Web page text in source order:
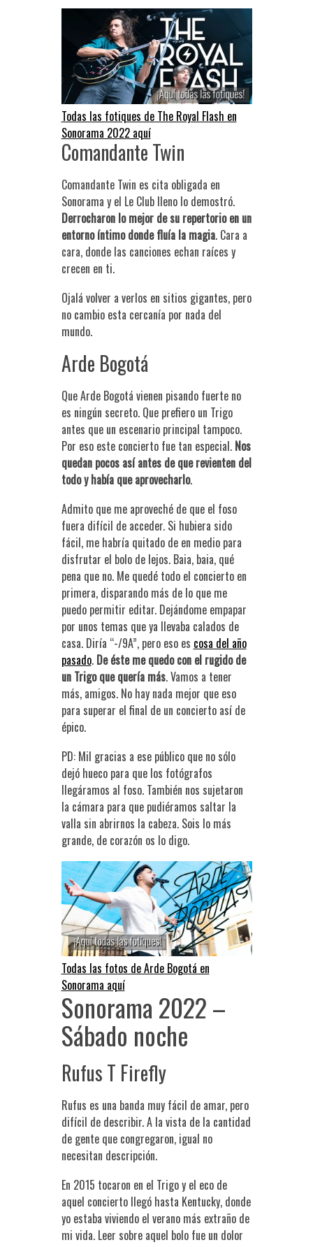
Todas las fotiques de The Royal Flash en
Sonorama 2022 aquí
Comandante Twin
Comandante Twin es cita obligada en
Sonorama y el Le Club lleno lo demostró.
Derrocharon lo mejor de su repertorio en un
entorno íntimo donde fluía la magia. Cara a
cara, donde las canciones echan raíces y
crecen en ti.
Ojalá volver a verlos en sitios gigantes, pero
no cambio esta cercanía por nada del
mundo.
Arde Bogotá
Que Arde Bogotá vienen pisando fuerte no
es ningún secreto. Que prefiero un Trigo
antes que un escenario principal tampoco.
Por eso este concierto fue tan especial. Nos
quedan pocos así antes de que revienten del
todo y había que aprovecharlo.
Admito que me aproveché de que el foso
fuera difícil de acceder. Si hubiera sido
fácil, me habría quitado de en medio para
disfrutar el bolo de lejos. Baia, baia, qué
pena que no. Me quedé todo el concierto en
primera, disparando más de lo que me
puedo permitir editar. Dejándome empapar
por unos temas que ya llevaba calados de
casa. Diría “-/9A”, pero eso es cosa del año
pasado. De éste me quedo con el rugido de
un Trigo que quería más. Vamos a tener
más, amigos. No hay nada mejor que eso
para superar el final de un concierto así de
épico.
PD: Mil gracias a ese público que no sólo
dejó hueco para que los fotógrafos
llegáramos al foso. También nos sujetaron
la cámara para que pudiéramos saltar la
valla sin abrirnos la cabeza. Sois lo más
grande, de corazón os lo digo.
Todas las fotos de Arde Bogotá en
Sonorama aquí
Sonorama 2022 –
Sábado noche
Rufus T Firefly
Rufus es una banda muy fácil de amar, pero
difícil de describir. A la vista de la cantidad
de gente que congregaron, igual no
necesitan descripción.
En 2015 tocaron en el Trigo y el eco de
aquel concierto llegó hasta Kentucky, donde
yo estaba viviendo el verano más extraño de
mi vida. Leer sobre aquel bolo fue un dolor